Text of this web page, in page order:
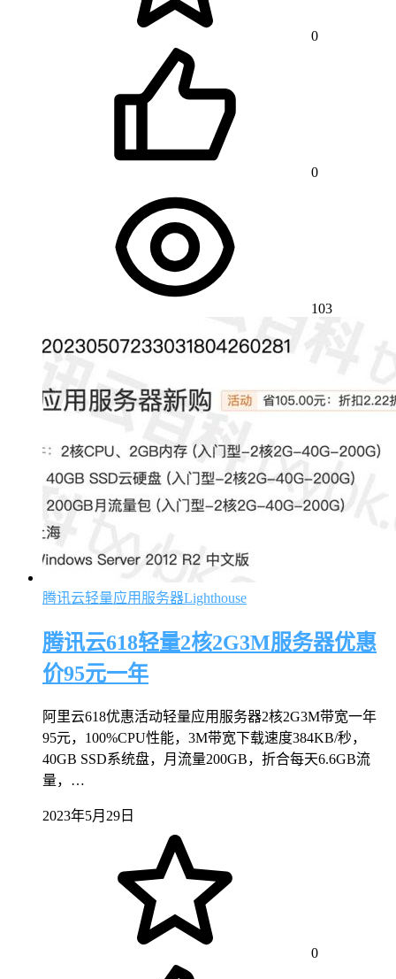
0
0
103
腾讯云轻量应用服务器Lighthouse
腾讯云618轻量2核2G3M服务器优惠
价95元一年
阿里云618优惠活动轻量应用服务器2核2G3M带宽一年
95元，100%CPU性能，3M带宽下载速度384KB/秒，
40GB SSD系统盘，月流量200GB，折合每天6.6GB流
量，…
2023年5月29日
0